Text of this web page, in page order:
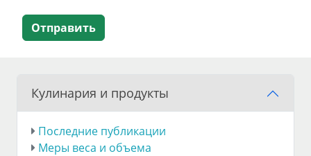
Отправить
Кулинария и продукты
Последние публикации
Меры веса и объема